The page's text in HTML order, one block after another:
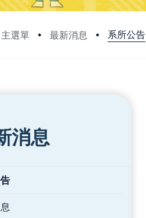
選單 最新消息 系所公告
消息